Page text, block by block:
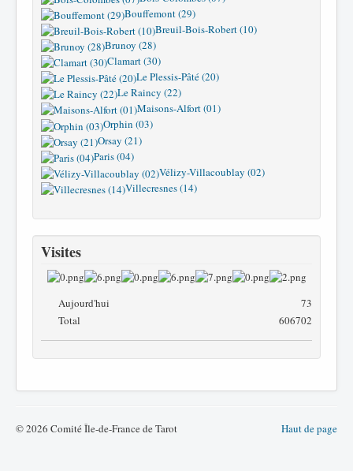
Bouffemont (29)
Breuil-Bois-Robert (10)
Brunoy (28)
Clamart (30)
Le Plessis-Pâté (20)
Le Raincy (22)
Maisons-Alfort (01)
Orphin (03)
Orsay (21)
Paris (04)
Vélizy-Villacoublay (02)
Villecresnes (14)
Visites
Aujourd'hui
73
Total
606702
Haut de page
© 2026 Comité Île-de-France de Tarot